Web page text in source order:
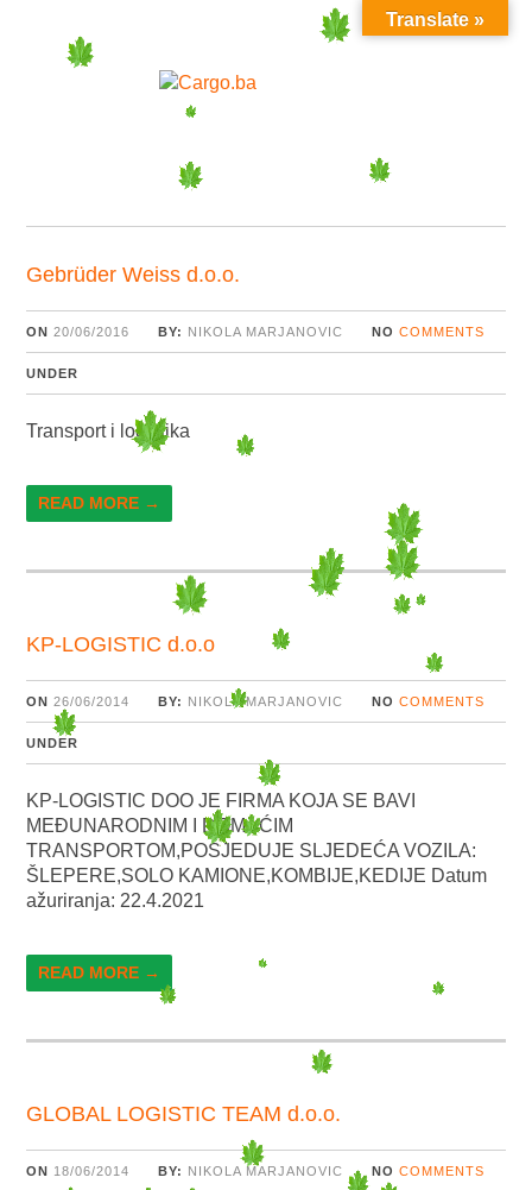
MENU
Gebrüder Weiss d.o.o.
ON 20/06/2016 BY: NIKOLA MARJANOVIC NO COMMENTS
UNDER
Transport i logistika
READ MORE →
KP-LOGISTIC d.o.o
ON 26/06/2014 BY: NIKOLA MARJANOVIC NO COMMENTS
UNDER
KP-LOGISTIC DOO JE FIRMA KOJA SE BAVI
MEĐUNARODNIM I DOMAĆIM
TRANSPORTOM,POSJEDUJE SLJEDEĆA VOZILA:
ŠLEPERE,SOLO KAMIONE,KOMBIJE,KEDIJE Datum
ažuriranja: 22.4.2021
READ MORE →
GLOBAL LOGISTIC TEAM d.o.o.
ON 18/06/2014 BY: NIKOLA MARJANOVIC NO COMMENTS
Translate »